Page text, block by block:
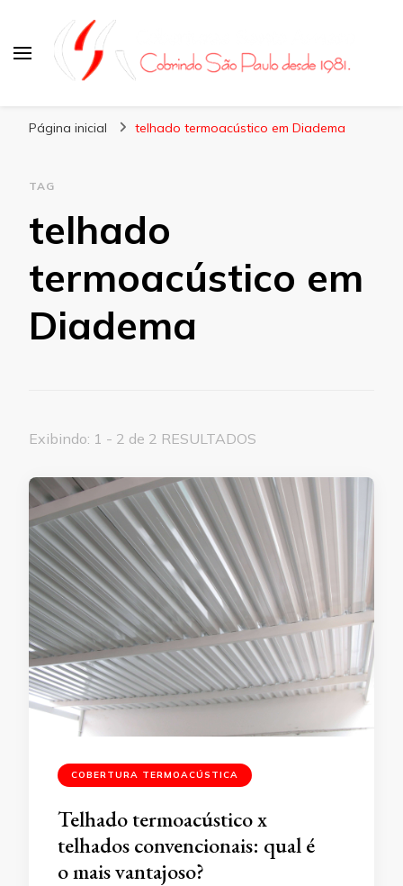
Página inicial telhado termoacústico em Diadema
TAG
telhado
termoacústico em
Diadema
Exibindo: 1 - 2 de 2 RESULTADOS
COBERTURA TERMOACÚSTICA
Telhado termoacústico x
telhados convencionais: qual é
o mais vantajoso?